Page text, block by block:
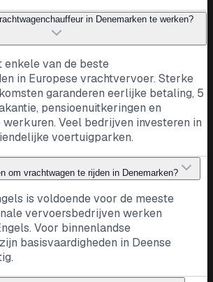
in Denemarken te werken?
enkele van de beste
in Europese vrachtvervoer. Sterke
garanderen eerlijke betaling, 5
pensioenuitkeringen en
Veel bedrijven investeren in
voertuigparken.
om vrachtwagen te rijden in Denemarken?
is voldoende voor de meeste
vervoersbedrijven werken
Voor binnenlandse
basisvaardigheden in Deense